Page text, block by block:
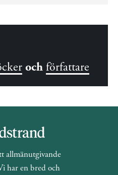
och författare
allmänutgivande
har en bred och